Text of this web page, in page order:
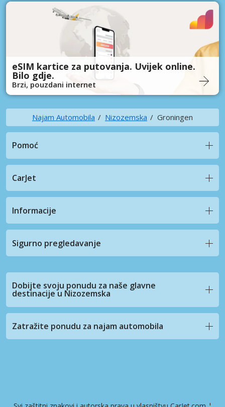
eSIM kartice za putovanja. Uvijek online.
Bilo gdje.
Brzi, pouzdani internet
Najam Automobila Nizozemska Groningen
Pomoć
CarJet
Informacije
Sigurno pregledavanje
Dobijte svoju ponudu za naše glavne
destinacije u Nizozemska
Zatražite ponudu za najam automobila